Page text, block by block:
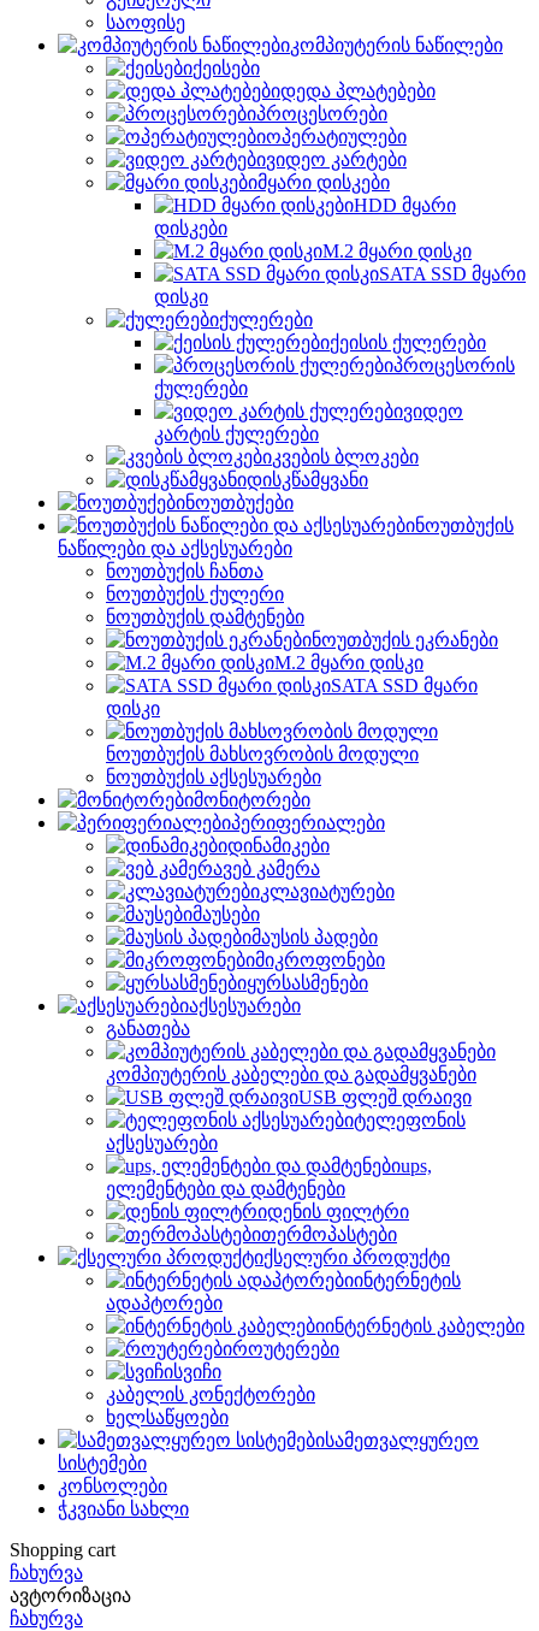
საოფისე
კომპიუტერის ნაწილები
ქეისები
დედა პლატებები
პროცესორები
ოპერატიულები
ვიდეო კარტები
მყარი დისკები
HDD მყარი
დისკები
M.2 მყარი დისკი
SATA SSD მყარი
დისკი
ქულერები
ქეისის ქულერები
პროცესორის
ქულერები
ვიდეო
კარტის ქულერები
კვების ბლოკები
დისკწამყვანი
ნოუთბუქები
ნოუთბუქის
ნაწილები და აქსესუარები
ნოუთბუქის ჩანთა
ნოუთბუქის ქულერი
ნოუთბუქის დამტენები
ნოუთბუქის ეკრანები
M.2 მყარი დისკი
SATA SSD მყარი
დისკი
ნოუთბუქის მახსოვრობის მოდული
ნოუთბუქის აქსესუარები
მონიტორები
პერიფერიალები
დინამიკები
ვებ კამერა
კლავიატურები
მაუსები
მაუსის პადები
მიკროფონები
ყურსასმენები
აქსესუარები
განათება
კომპიუტერის კაბელები და გადამყვანები
USB ფლეშ დრაივი
ტელეფონის
აქსესუარები
ups,
ელემენტები და დამტენები
დენის ფილტრი
თერმოპასტები
ქსელური პროდუქტი
ინტერნეტის
ადაპტორები
ინტერნეტის კაბელები
როუტერები
სვიჩი
კაბელის კონექტორები
ხელსაწყოები
სამეთვალყურეო
სისტემები
კონსოლები
ჭკვიანი სახლი
Shopping cart
ჩახურვა
ავტორიზაცია
ჩახურვა